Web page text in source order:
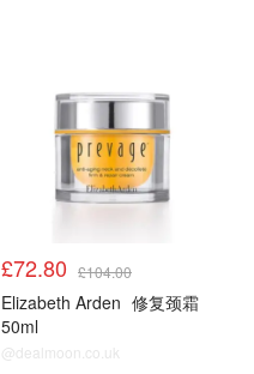
£72.80 £104.00
Elizabeth Arden 修复颈霜
50ml
@dealmoon.co.uk